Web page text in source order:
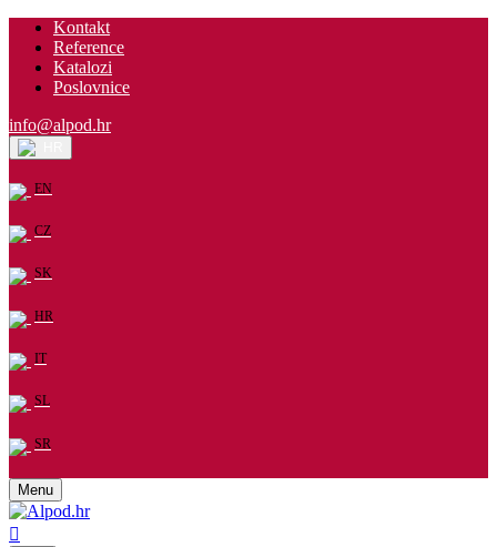
Kontakt
Reference
Katalozi
Poslovnice
info@alpod.hr
EN
CZ
SK
HR
IT
SL
SR
Menu